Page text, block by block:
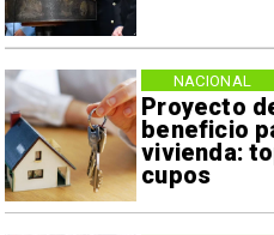
Proyecto
beneficio
vivienda:
cupos
NACIONAL